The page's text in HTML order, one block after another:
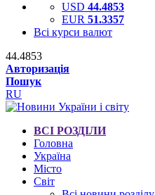
USD 44.4853
EUR 51.3357
Всі курси валют
44.4853
Авторизація
Пошук
RU
ВСІ РОЗДІЛИ
Головна
Україна
Місто
Світ